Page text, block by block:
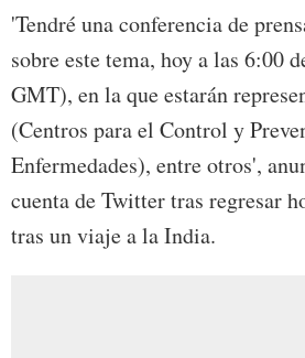
'Tendré una conferencia de
sobre este tema, hoy a las 6:00
GMT), en la que estarán
(Centros para el Control y
Enfermedades), entre otros',
cuenta de Twitter tras regresar
tras un viaje a la India.